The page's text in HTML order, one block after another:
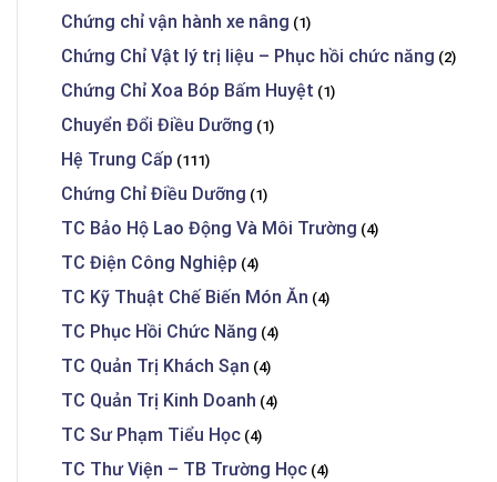
Chứng chỉ vận hành xe nâng (1)
Chứng Chỉ Vật lý trị liệu – Phục hồi chức năng (2)
Chứng Chỉ Xoa Bóp Bấm Huyệt (1)
Chuyển Đổi Điều Dưỡng (1)
Hệ Trung Cấp (111)
Chứng Chỉ Điều Dưỡng (1)
TC Bảo Hộ Lao Động Và Môi Trường (4)
TC Điện Công Nghiệp (4)
TC Kỹ Thuật Chế Biến Món Ăn (4)
TC Phục Hồi Chức Năng (4)
TC Quản Trị Khách Sạn (4)
TC Quản Trị Kinh Doanh (4)
TC Sư Phạm Tiểu Học (4)
TC Thư Viện – TB Trường Học (4)